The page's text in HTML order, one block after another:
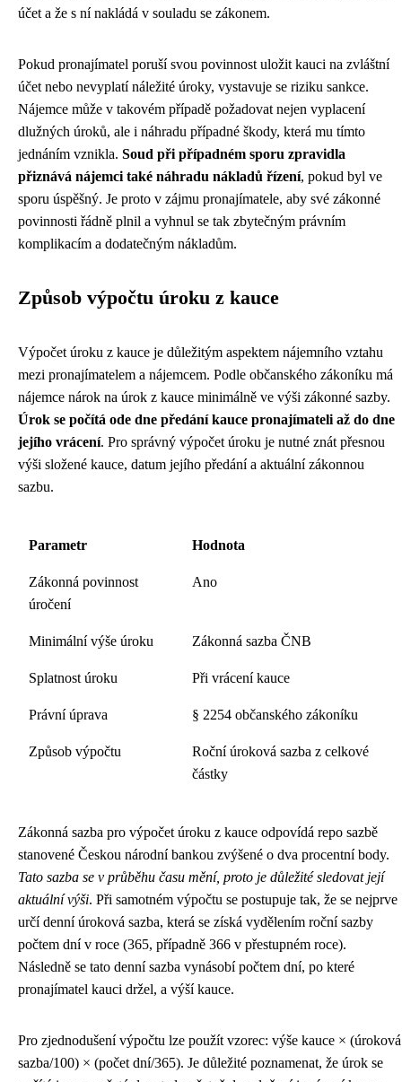
účet a že s ní nakládá v souladu se zákonem.
Pokud pronajímatel poruší svou povinnost uložit kauci na zvláštní
účet nebo nevyplatí náležité úroky, vystavuje se riziku sankce.
Nájemce může v takovém případě požadovat nejen vyplacení
dlužných úroků, ale i náhradu případné škody, která mu tímto
jednáním vznikla. Soud při případném sporu zpravidla
přiznává nájemci také náhradu nákladů řízení, pokud byl ve
sporu úspěšný. Je proto v zájmu pronajímatele, aby své zákonné
povinnosti řádně plnil a vyhnul se tak zbytečným právním
komplikacím a dodatečným nákladům.
Způsob výpočtu úroku z kauce
Výpočet úroku z kauce je důležitým aspektem nájemního vztahu
mezi pronajímatelem a nájemcem. Podle občanského zákoníku má
nájemce nárok na úrok z kauce minimálně ve výši zákonné sazby.
Úrok se počítá ode dne předání kauce pronajímateli až do dne
jejího vrácení. Pro správný výpočet úroku je nutné znát přesnou
výši složené kauce, datum jejího předání a aktuální zákonnou
sazbu.
Parametr Hodnota
Zákonná povinnost
úročení
Ano
Minimální výše úroku Zákonná sazba ČNB
Splatnost úroku Při vrácení kauce
Právní úprava § 2254 občanského zákoníku
Způsob výpočtu
Roční úroková sazba z celkové
částky
Zákonná sazba pro výpočet úroku z kauce odpovídá repo sazbě
stanovené Českou národní bankou zvýšené o dva procentní body.
Tato sazba se v průběhu času mění, proto je důležité sledovat její
aktuální výši. Při samotném výpočtu se postupuje tak, že se nejprve
určí denní úroková sazba, která se získá vydělením roční sazby
počtem dní v roce (365, případně 366 v přestupném roce).
Následně se tato denní sazba vynásobí počtem dní, po které
pronajímatel kauci držel, a výší kauce.
Pro zjednodušení výpočtu lze použít vzorec: výše kauce × (úroková
sazba/100) × (počet dní/365). Je důležité poznamenat, že úrok se